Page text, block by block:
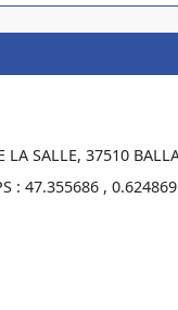
LA SALLE, 37510
: 47.355686 , 0.624869